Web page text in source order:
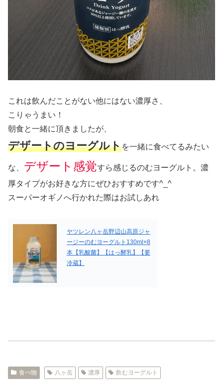
これは飲んだことがない他にはない濃厚さ、
こりゃうまい！
朝食と一緒に頂きましたが、
デザートのヨーグルトを一緒に食べてるみたい
な、 デザート感覚すら感じるのむヨーグルト。濃
厚タイプがお好きな方にぜひおすすめです^_^
スーパーオギノへ行かれた際はお試しあれ
ヤツレン八ヶ岳野辺山高原ジャ
ージーのむヨーグルト130ml×8
本【乳酸菌】【はっ酵乳】【要
冷蔵】
食べ物 八ヶ岳 濃厚 飲むヨーグルト